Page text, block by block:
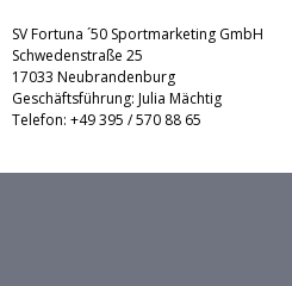
SV Fortuna ´50 Sportmarketing GmbH
Schwedenstraße 25
17033 Neubrandenburg
Geschäftsführung: Julia Mächtig
Telefon: +49 395 / 570 88 65